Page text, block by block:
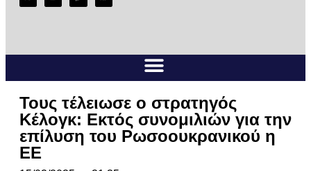
Τους τέλειωσε ο στρατηγός
Κέλογκ: Εκτός συνομιλιών για την
επίλυση του Ρωσοουκρανικού η
ΕΕ